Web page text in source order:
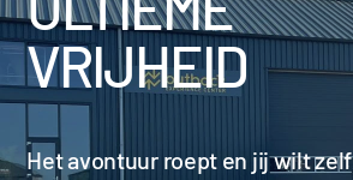
VRIJHEID
Het avontuur roept en jij wilt zelf